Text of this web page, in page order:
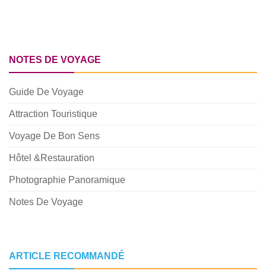
NOTES DE VOYAGE
Guide De Voyage
Attraction Touristique
Voyage De Bon Sens
Hôtel &Restauration
Photographie Panoramique
Notes De Voyage
ARTICLE RECOMMANDÉ